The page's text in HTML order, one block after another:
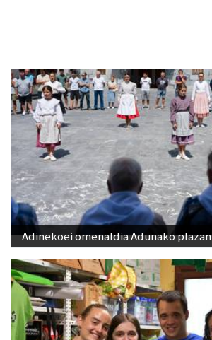
Adinekoei omenaldia Adunako plazan